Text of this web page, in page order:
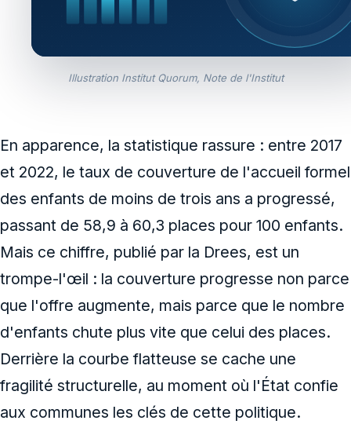
Illustration Institut Quorum, Note de l'Institut
En apparence, la statistique rassure : entre 2017
et 2022, le taux de couverture de l'accueil formel
des enfants de moins de trois ans a progressé,
passant de 58,9 à 60,3 places pour 100 enfants.
Mais ce chiffre, publié par la Drees, est un
trompe-l'œil : la couverture progresse non parce
que l'offre augmente, mais parce que le nombre
d'enfants chute plus vite que celui des places.
Derrière la courbe flatteuse se cache une
fragilité structurelle, au moment où l'État confie
aux communes les clés de cette politique.